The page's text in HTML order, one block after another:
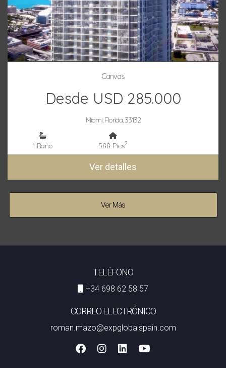
Canvas
Desde USD 285.000
Miami, Florida, 33132
1 Baño 588 Pies2
Ver detalles
Ver Más
TELÉFONO
+34 698 62 58 57
CORREO ELECTRÓNICO
roman.mazo@expglobalspain.com